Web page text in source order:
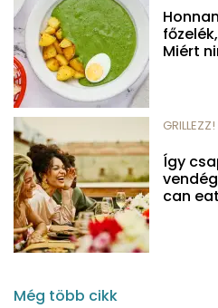
Miért
GRILLEZZ!
Így
can
Még több cikk